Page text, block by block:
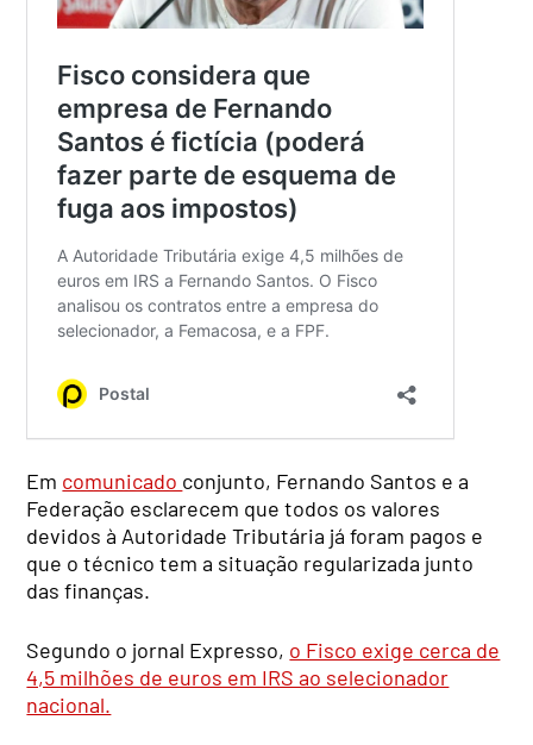
Em comunicado conjunto, Fernando Santos e a
Federação esclarecem que todos os valores
devidos à Autoridade Tributária já foram pagos e
que o técnico tem a situação regularizada junto
das finanças.
Segundo o jornal Expresso, o Fisco exige cerca de
4,5 milhões de euros em IRS ao selecionador
nacional.